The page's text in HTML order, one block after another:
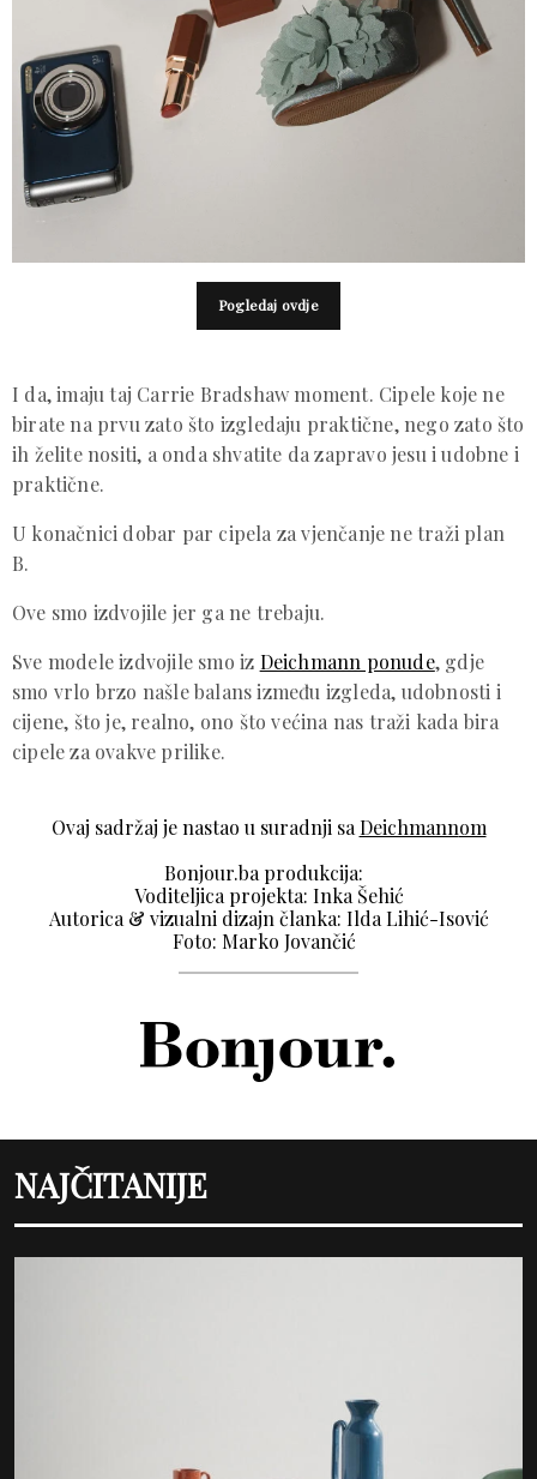
Pogledaj ovdje
I da, imaju taj Carrie Bradshaw moment. Cipele koje ne
birate na prvu zato što izgledaju praktične, nego zato što
ih želite nositi, a onda shvatite da zapravo jesu i udobne i
praktične.
U konačnici dobar par cipela za vjenčanje ne traži plan
B.
Ove smo izdvojile jer ga ne trebaju.
Sve modele izdvojile smo iz Deichmann ponude, gdje
smo vrlo brzo našle balans između izgleda, udobnosti i
cijene, što je, realno, ono što većina nas traži kada bira
cipele za ovakve prilike.
Ovaj sadržaj je nastao u suradnji saDeichmannom
Bonjour.ba produkcija:
Voditeljica projekta: Inka Šehić
Autorica & vizualni dizajn članka: Ilda Lihić-Isović
Foto: Marko Jovančić
NAJČITANIJE